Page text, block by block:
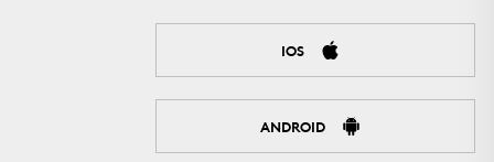
IOS
ANDROID